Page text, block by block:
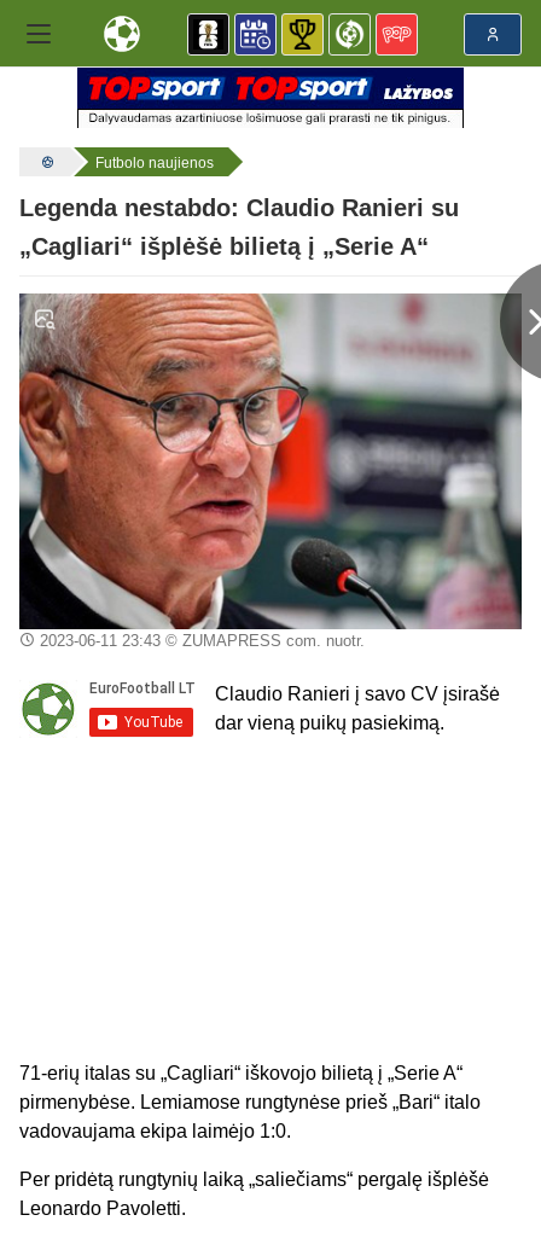
Futbolo naujienos
Legenda nestabdo: Claudio Ranieri su
„Cagliari“ išplėšė bilietą į „Serie A“
2023-06-11 23:43© ZUMAPRESS com. nuotr.
Claudio Ranieri į savo CV įsirašė
dar vieną puikų pasiekimą.
71-erių italas su „Cagliari“ iškovojo bilietą į „Serie A“
pirmenybėse. Lemiamose rungtynėse prieš „Bari“ italo
vadovaujama ekipa laimėjo 1:0.
Per pridėtą rungtynių laiką „saliečiams“ pergalę išplėšė
Leonardo Pavoletti.